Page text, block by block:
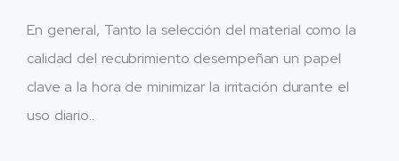
En general, Tanto la selección del material como la
calidad del recubrimiento desempeñan un papel
clave a la hora de minimizar la irritación durante el
uso diario..